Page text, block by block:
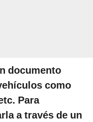
documento
como
Para
a través de un